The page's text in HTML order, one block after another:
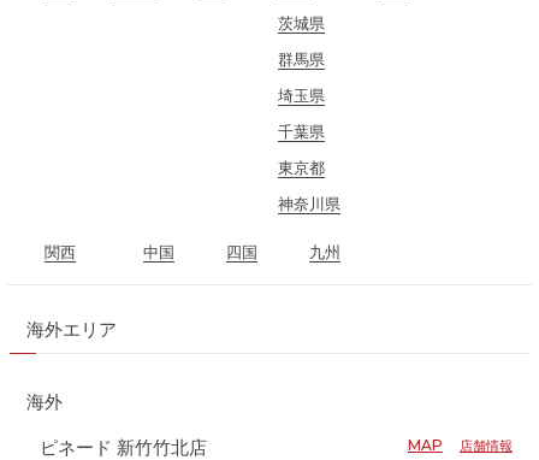
海外エリア
海外
ピネード 新竹竹北店
MAP 店舗情報
茨城県
群馬県
埼玉県
千葉県
東京都
神奈川県
関西
滋賀県
大阪府
中国
四国
九州